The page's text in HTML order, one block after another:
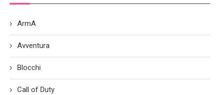
ArmA
Avventura
Blocchi
Call of Duty